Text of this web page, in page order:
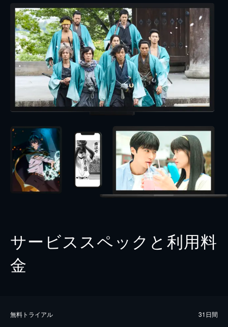
サービススペックと利用料
金
無料トライアル 31日間